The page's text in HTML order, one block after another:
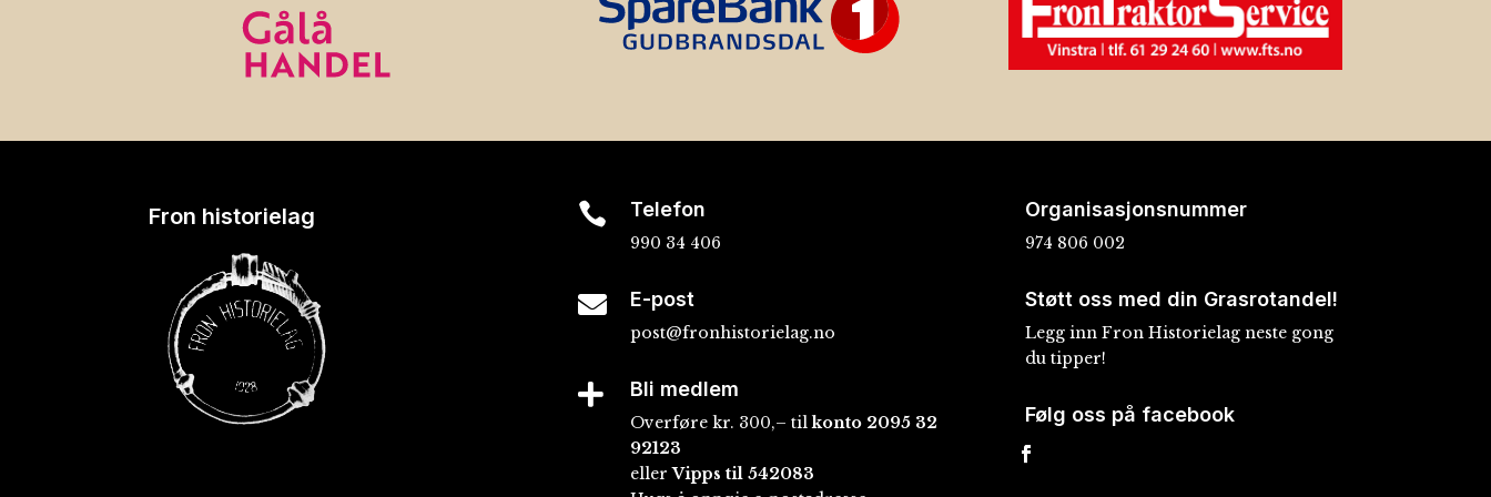
Fron historielag  Telefon
990 34 406
 E-post
post@fronhistorielag.no
 Bli medlem
Overføre kr. 300,– tilkonto 2095 32
92123
ellerVipps til 542083
Organisasjonsnummer
974 806 002
Støtt oss med din Grasrotandel!
Legg inn Fron Historielag neste gong
du tipper!
Følg oss på facebook